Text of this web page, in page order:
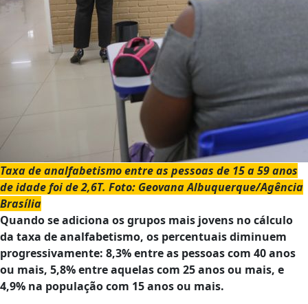
Taxa de analfabetismo entre as pessoas de 15 a 59 anos
de idade foi de 2,6T. Foto: Geovana Albuquerque/Agência
Brasília
Quando se adiciona os grupos mais jovens no cálculo
da taxa de analfabetismo, os percentuais diminuem
progressivamente: 8,3% entre as pessoas com 40 anos
ou mais, 5,8% entre aquelas com 25 anos ou mais, e
4,9% na população com 15 anos ou mais.